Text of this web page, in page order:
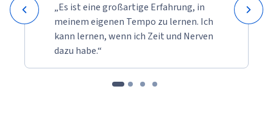
„Es ist eine großartige Erfahrung, in
meinem eigenen Tempo zu lernen. Ich
kann lernen, wenn ich Zeit und Nerven
dazu habe.“